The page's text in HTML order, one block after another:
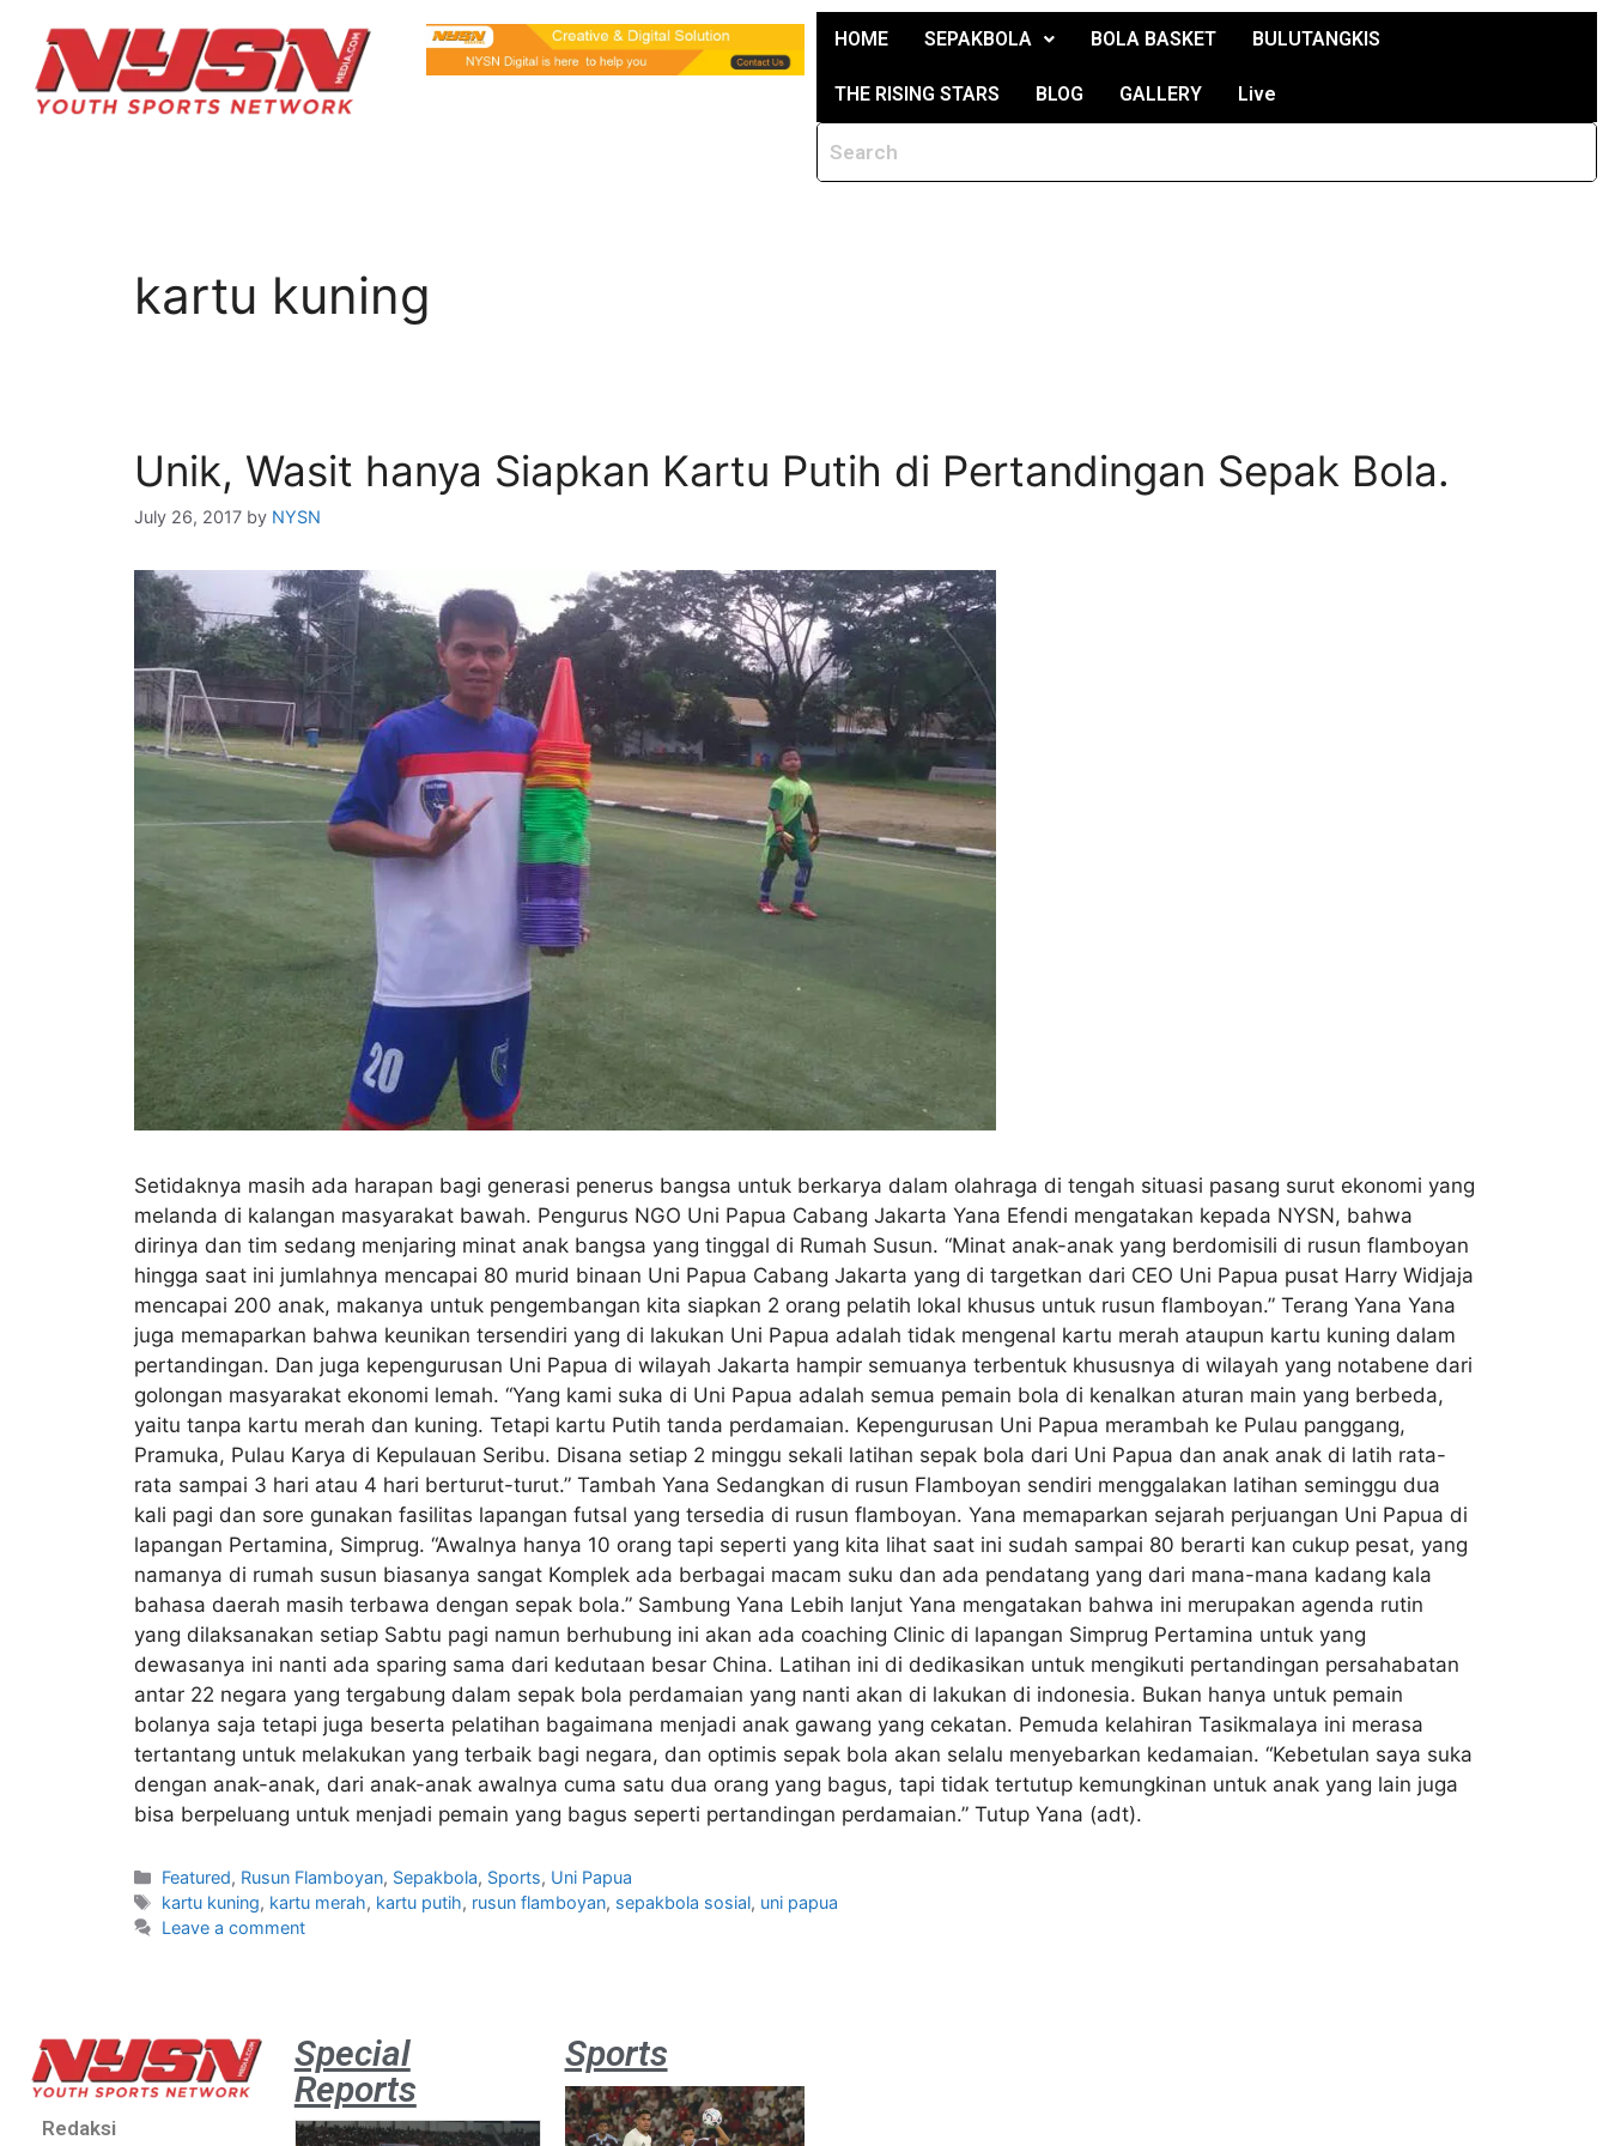
HOME SEPAKBOLA BOLA BASKET BULUTANGKIS
THE RISING STARS BLOG GALLERY Live
kartu kuning
Unik, Wasit hanya Siapkan Kartu Putih di Pertandingan Sepak Bola.
July 26, 2017 by NYSN
Setidaknya masih ada harapan bagi generasi penerus bangsa untuk berkarya dalam olahraga di tengah situasi pasang surut ekonomi yang
melanda di kalangan masyarakat bawah. Pengurus NGO Uni Papua Cabang Jakarta Yana Efendi mengatakan kepada NYSN, bahwa
dirinya dan tim sedang menjaring minat anak bangsa yang tinggal di Rumah Susun. “Minat anak-anak yang berdomisili di rusun flamboyan
hingga saat ini jumlahnya mencapai 80 murid binaan Uni Papua Cabang Jakarta yang di targetkan dari CEO Uni Papua pusat Harry Widjaja
mencapai 200 anak, makanya untuk pengembangan kita siapkan 2 orang pelatih lokal khusus untuk rusun flamboyan.” Terang Yana Yana
juga memaparkan bahwa keunikan tersendiri yang di lakukan Uni Papua adalah tidak mengenal kartu merah ataupun kartu kuning dalam
pertandingan. Dan juga kepengurusan Uni Papua di wilayah Jakarta hampir semuanya terbentuk khususnya di wilayah yang notabene dari
golongan masyarakat ekonomi lemah. “Yang kami suka di Uni Papua adalah semua pemain bola di kenalkan aturan main yang berbeda,
yaitu tanpa kartu merah dan kuning. Tetapi kartu Putih tanda perdamaian. Kepengurusan Uni Papua merambah ke Pulau panggang,
Pramuka, Pulau Karya di Kepulauan Seribu. Disana setiap 2 minggu sekali latihan sepak bola dari Uni Papua dan anak anak di latih rata-
rata sampai 3 hari atau 4 hari berturut-turut.” Tambah Yana Sedangkan di rusun Flamboyan sendiri menggalakan latihan seminggu dua
kali pagi dan sore gunakan fasilitas lapangan futsal yang tersedia di rusun flamboyan. Yana memaparkan sejarah perjuangan Uni Papua di
lapangan Pertamina, Simprug. “Awalnya hanya 10 orang tapi seperti yang kita lihat saat ini sudah sampai 80 berarti kan cukup pesat, yang
namanya di rumah susun biasanya sangat Komplek ada berbagai macam suku dan ada pendatang yang dari mana-mana kadang kala
bahasa daerah masih terbawa dengan sepak bola.” Sambung Yana Lebih lanjut Yana mengatakan bahwa ini merupakan agenda rutin
yang dilaksanakan setiap Sabtu pagi namun berhubung ini akan ada coaching Clinic di lapangan Simprug Pertamina untuk yang
dewasanya ini nanti ada sparing sama dari kedutaan besar China. Latihan ini di dedikasikan untuk mengikuti pertandingan persahabatan
antar 22 negara yang tergabung dalam sepak bola perdamaian yang nanti akan di lakukan di indonesia. Bukan hanya untuk pemain
bolanya saja tetapi juga beserta pelatihan bagaimana menjadi anak gawang yang cekatan. Pemuda kelahiran Tasikmalaya ini merasa
tertantang untuk melakukan yang terbaik bagi negara, dan optimis sepak bola akan selalu menyebarkan kedamaian. “Kebetulan saya suka
dengan anak-anak, dari anak-anak awalnya cuma satu dua orang yang bagus, tapi tidak tertutup kemungkinan untuk anak yang lain juga
bisa berpeluang untuk menjadi pemain yang bagus seperti pertandingan perdamaian.” Tutup Yana (adt).
Featured, Rusun Flamboyan, Sepakbola, Sports, Uni Papua
kartu kuning, kartu merah, kartu putih, rusun flamboyan, sepakbola sosial, uni papua
Leave a comment
Redaksi
Special
Reports
Sports